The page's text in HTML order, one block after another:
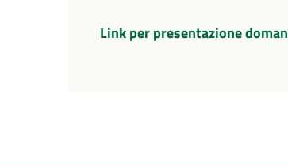
Link per presentazione